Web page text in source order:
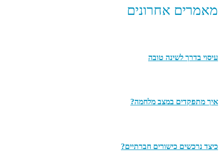
מאמרים אחרונים
עיסוי בדרך לשינה טובה
איך מתפקדים במצב מלחמה?
כיצד נרכשים כישורים חברתיים?